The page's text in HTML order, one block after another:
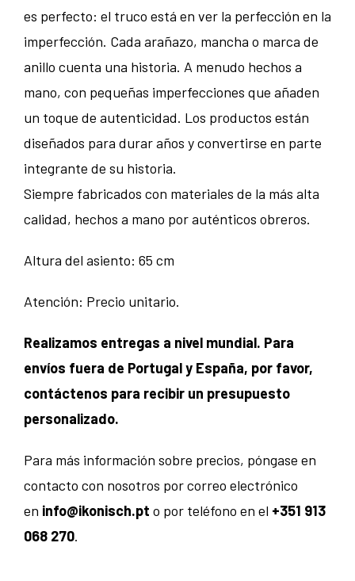
es perfecto: el truco está en ver la perfección en la
imperfección. Cada arañazo, mancha o marca de
anillo cuenta una historia. A menudo hechos a
mano, con pequeñas imperfecciones que añaden
un toque de autenticidad. Los productos están
diseñados para durar años y convertirse en parte
integrante de su historia.
Siempre fabricados con materiales de la más alta
calidad, hechos a mano por auténticos obreros.
Altura del asiento: 65 cm
Atención: Precio unitario.
Realizamos entregas a nivel mundial. Para
envíos fuera de Portugal y España, por favor,
contáctenos para recibir un presupuesto
personalizado.
Para más información sobre precios, póngase en
contacto con nosotros por correo electrónico
en info@ikonisch.pt o por teléfono en el +351 913
068 270.